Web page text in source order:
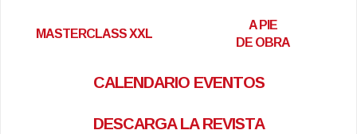
MASTERCLASS XXL
A PIE
DE OBRA
CALENDARIO EVENTOS
DESCARGA LA REVISTA